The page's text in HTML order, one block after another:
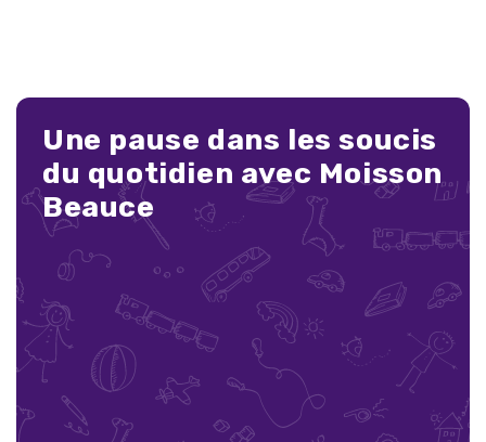
Une pause dans les soucis
du quotidien avec Moisson
Beauce